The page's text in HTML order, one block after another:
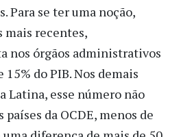
Para se ter uma noção,
mais recentes,
nos órgãos administrativos
15% do PIB. Nos demais
Latina, esse número não
países da OCDE, menos de